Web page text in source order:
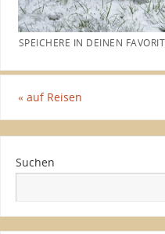
SPEICHERE IN DEINEN
«auf Reisen
Suchen